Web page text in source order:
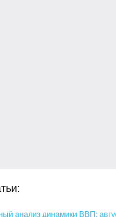
анализ динамики ВВП: